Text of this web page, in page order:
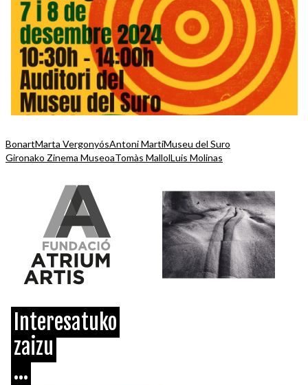
BonartMarta VergonyósAntoni MartíMuseu del Suro
Gironako Zinema MuseoaTomàs MallolLuis Molinas
Interesatuko
zaizu
...